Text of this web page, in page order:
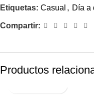
Etiquetas: Casual , Día a
Compartir:
Productos